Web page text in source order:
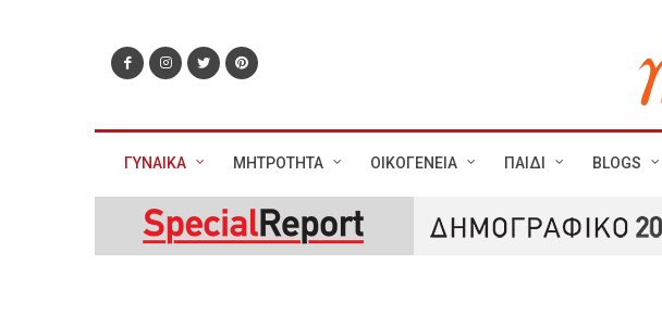
ΓΥΝΑΙΚΑ ΜΗΤΡΟΤΗΤΑ ΟΙΚΟΓΕΝΕΙΑ ΠΑΙΔΙ BLOGS